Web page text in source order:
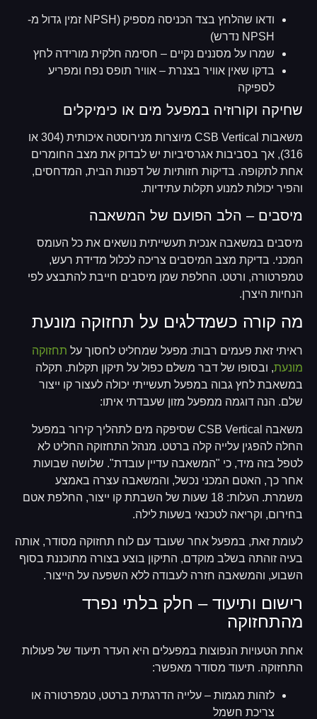
ודאו שהלחץ בצד הכניסה מספיק (NPSH זמין גדול מ-
NPSH נדרש)
שמרו על מסננים נקיים – חסימה חלקית מורידה לחץ
בדקו שאין אוויר בצנרת – אוויר תופס נפח ומפריע
לספיקה
שחיקה וקורוזיה במפעל מים או כימיקלים
משאבות CSB Vertical מיוצרות מנירוסטה איכותית (304 או
316), אך בסביבות אגרסיביות יש לבדוק את מצב החומרים
אחת לתקופה. בדיקות חזותיות של דפנות הבית, המדחסים,
והפיר יכולות למנוע תקלות עתידיות.
מיסבים – הלב הפועם של המשאבה
מיסבים במשאבה אנכית תעשייתית נושאים את כל העומס
המכני. בדיקת מצב המיסבים צריכה לכלול מדידת רעש,
טמפרטורה, ורטט. החלפת שמן מיסבים חייבת להתבצע לפי
הנחיות היצרן.
מה קורה כשמדלגים על תחזוקה מונעת
ראיתי זאת פעמים רבות: מפעל שמחליט לחסוך על תחזוקה
מונעת, ובסופו של דבר משלם כפול על תיקון תקלות. תקלה
במשאבת לחץ גבוה במפעל תעשייתי יכולה לעצור קו ייצור
שלם. הנה דוגמה ממפעל מזון שעבדתי איתו:
משאבה CSB Vertical שסיפקה מים לתהליך קירור במפעל
החלה להפגין עלייה קלה ברטט. מנהל התחזוקה החליט לא
לטפל בזה מיד, כי "המשאבה עדיין עובדת". שלושה שבועות
אחר כך, האטם המכני נכשל, והמשאבה עצרה באמצע
משמרת. העלות: 18 שעות של השבתת קו ייצור, החלפת אטם
בחירום, וקריאה לטכנאי בשעות לילה.
לעומת זאת, במפעל אחר שעובד עם לוח תחזוקה מסודר, אותה
בעיה זוהתה בשלב מוקדם, התיקון בוצע בצורה מתוכננת בסוף
השבוע, והמשאבה חזרה לעבודה ללא השפעה על הייצור.
רישום ותיעוד – חלק בלתי נפרד
מהתחזוקה
אחת הטעויות הנפוצות במפעלים היא העדר תיעוד של פעולות
התחזוקה. תיעוד מסודר מאפשר:
לזהות מגמות – עלייה הדרגתית ברטט, טמפרטורה או
צריכת חשמל